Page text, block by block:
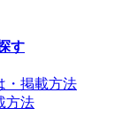
す
・掲載方法
方法